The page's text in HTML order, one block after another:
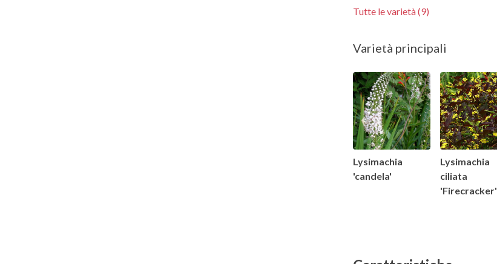
Tutte le varietà (9)
Varietà principali
Lysimachia
'candela'
Lysimachia
ciliata
'Firecracker'